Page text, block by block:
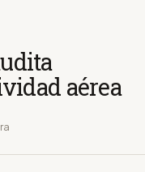
aérea